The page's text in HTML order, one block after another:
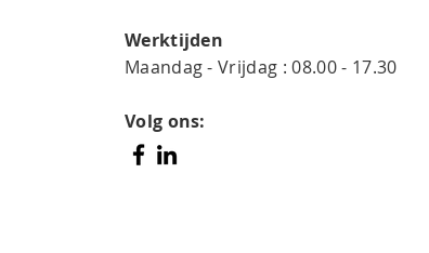
Werktijden
Maandag - Vrijdag : 08.00 - 17.30
Volg ons: